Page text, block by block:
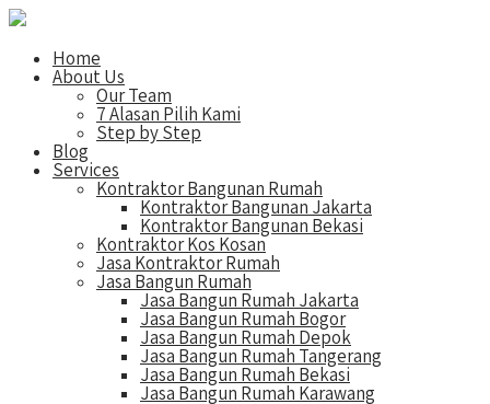
Home
About Us
Our Team
7 Alasan Pilih Kami
Step by Step
Blog
Services
Kontraktor Bangunan Rumah
Kontraktor Bangunan Jakarta
Kontraktor Bangunan Bekasi
Kontraktor Kos Kosan
Jasa Kontraktor Rumah
Jasa Bangun Rumah
Jasa Bangun Rumah Jakarta
Jasa Bangun Rumah Bogor
Jasa Bangun Rumah Depok
Jasa Bangun Rumah Tangerang
Jasa Bangun Rumah Bekasi
Jasa Bangun Rumah Karawang